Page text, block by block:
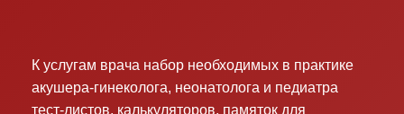
К услугам врача набор необходимых в практике
акушера-гинеколога, неонатолога и педиатра
тест-листов, калькуляторов, памяток для